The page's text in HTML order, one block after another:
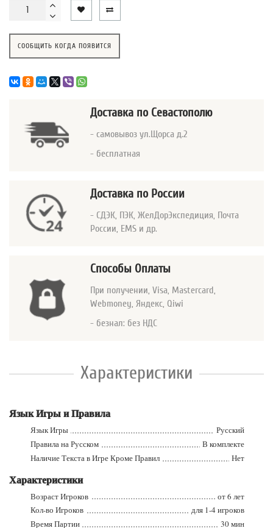
СООБЩИТЬ КОГДА ПОЯВИТСЯ
Доставка по Севастополю
- самовывоз ул.Щорса д.2
- бесплатная
Доставка по России
- СДЭК, ПЭК, ЖелДорЭкспедиция, Почта
России, EMS и др.
Способы Оплаты
При получении, Visa, Mastercard,
Webmoney, Яндекс, Qiwi
- безнал: без НДС
Характеристики
Язык Игры и Правила
Язык Игры
Русский
Правила на Русском
В комплекте
Наличие Текста в Игре Кроме Правил
Нет
Характеристики
Возраст Игроков
от 6 лет
Кол-во Игроков
для 1-4 игроков
Время Партии
30 мин